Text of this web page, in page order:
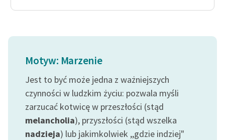
Feministyczne inspiracje.
feministycznej
Ręce pełne poezji
Kolekcje edukacyjne
twórców przechodzących
do domeny publicznej,
lektur szkolnych oraz
Starego Testamentu
Motyw: Marzenie
Jest to być może jedna z ważniejszych
czynności w ludzkim życiu: pozwala myśli
zarzucać kotwicę w przeszłości (stąd
melancholia), przyszłości (stąd wszelka
nadzieja) lub jakimkolwiek ,,gdzie indziej"